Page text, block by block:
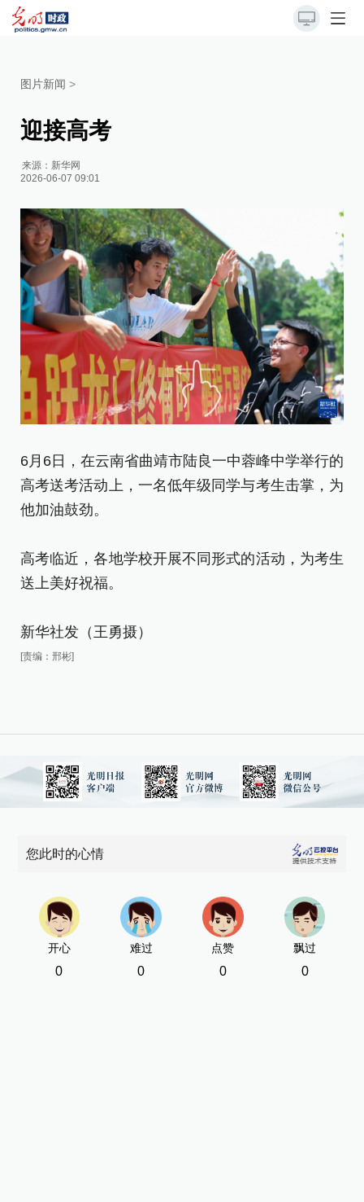
图片新闻 >
迎接高考
来源： 新华网
2026-06-07 09:01
6月6日，在云南省曲靖市陆良一中蓉峰中学举行的
高考送考活动上，一名低年级同学与考生击掌，为
他加油鼓劲。
高考临近，各地学校开展不同形式的活动，为考生
送上美好祝福。
新华社发（王勇摄）
[责编：邢彬]
您此时的心情
开心
0
难过
0
点赞
0
飘过
0